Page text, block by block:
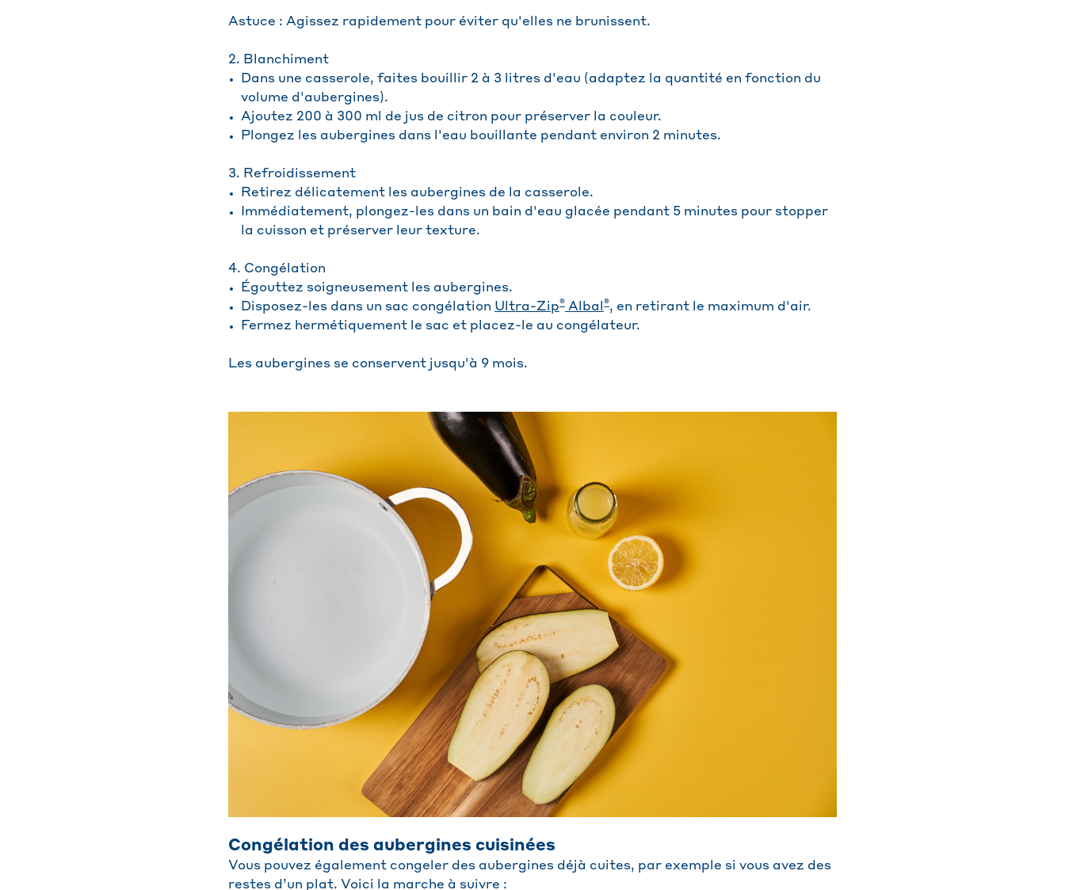
Astuce : Agissez rapidement pour éviter qu'elles ne brunissent.
2. Blanchiment
Dans une casserole, faites bouillir 2 à 3 litres d'eau (adaptez la quantité en fonction du
volume d'aubergines).
Ajoutez 200 à 300 ml de jus de citron pour préserver la couleur.
Plongez les aubergines dans l'eau bouillante pendant environ 2 minutes.
3. Refroidissement
Retirez délicatement les aubergines de la casserole.
Immédiatement, plongez-les dans un bain d'eau glacée pendant 5 minutes pour stopper
la cuisson et préserver leur texture.
4. Congélation
Égouttez soigneusement les aubergines.
Disposez-les dans un sac congélation Ultra-Zip® Albal ®, en retirant le maximum d'air.
Fermez hermétiquement le sac et placez-le au congélateur.
Les aubergines se conservent jusqu'à 9 mois.
Congélation des aubergines cuisinées
Vous pouvez également congeler des aubergines déjà cuites, par exemple si vous avez des
restes d’un plat. Voici la marche à suivre :